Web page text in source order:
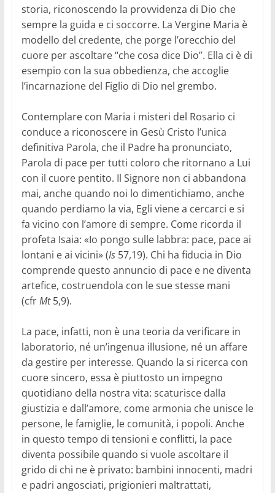
storia, riconoscendo la provvidenza di Dio che
sempre la guida e ci soccorre. La Vergine Maria è
modello del credente, che porge l’orecchio del
cuore per ascoltare “che cosa dice Dio”. Ella ci è di
esempio con la sua obbedienza, che accoglie
l’incarnazione del Figlio di Dio nel grembo.
Contemplare con Maria i misteri del Rosario ci
conduce a riconoscere in Gesù Cristo l’unica
definitiva Parola, che il Padre ha pronunciato,
Parola di pace per tutti coloro che ritornano a Lui
con il cuore pentito. Il Signore non ci abbandona
mai, anche quando noi lo dimentichiamo, anche
quando perdiamo la via, Egli viene a cercarci e si
fa vicino con l’amore di sempre. Come ricorda il
profeta Isaia: «Io pongo sulle labbra: pace, pace ai
lontani e ai vicini» (Is57,19). Chi ha fiducia in Dio
comprende questo annuncio di pace e ne diventa
artefice, costruendola con le sue stesse mani
(cfrMt5,9).
La pace, infatti, non è una teoria da verificare in
laboratorio, né un’ingenua illusione, né un affare
da gestire per interesse. Quando la si ricerca con
cuore sincero, essa è piuttosto un impegno
quotidiano della nostra vita: scaturisce dalla
giustizia e dall’amore, come armonia che unisce le
persone, le famiglie, le comunità, i popoli. Anche
in questo tempo di tensioni e conflitti, la pace
diventa possibile quando si vuole ascoltare il
grido di chi ne è privato: bambini innocenti, madri
e padri angosciati, prigionieri maltrattati,